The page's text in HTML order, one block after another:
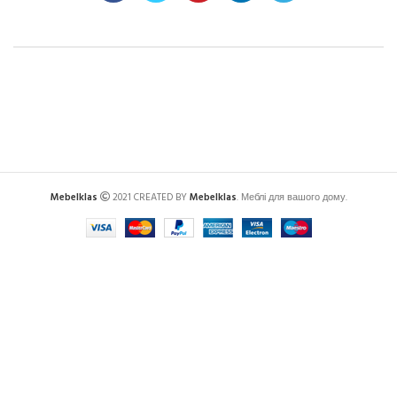
Mebelklas 2021 CREATED BYMebelklas. Меблі для вашого дому.